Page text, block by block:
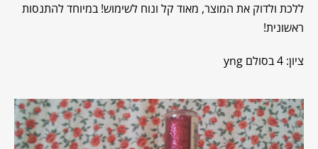
ללכת ולדוק את המוצר, מאוד קל ונוח לשימוש! במיוחד להתנסות
ראשונית!
ציון: 4 בסולם yng